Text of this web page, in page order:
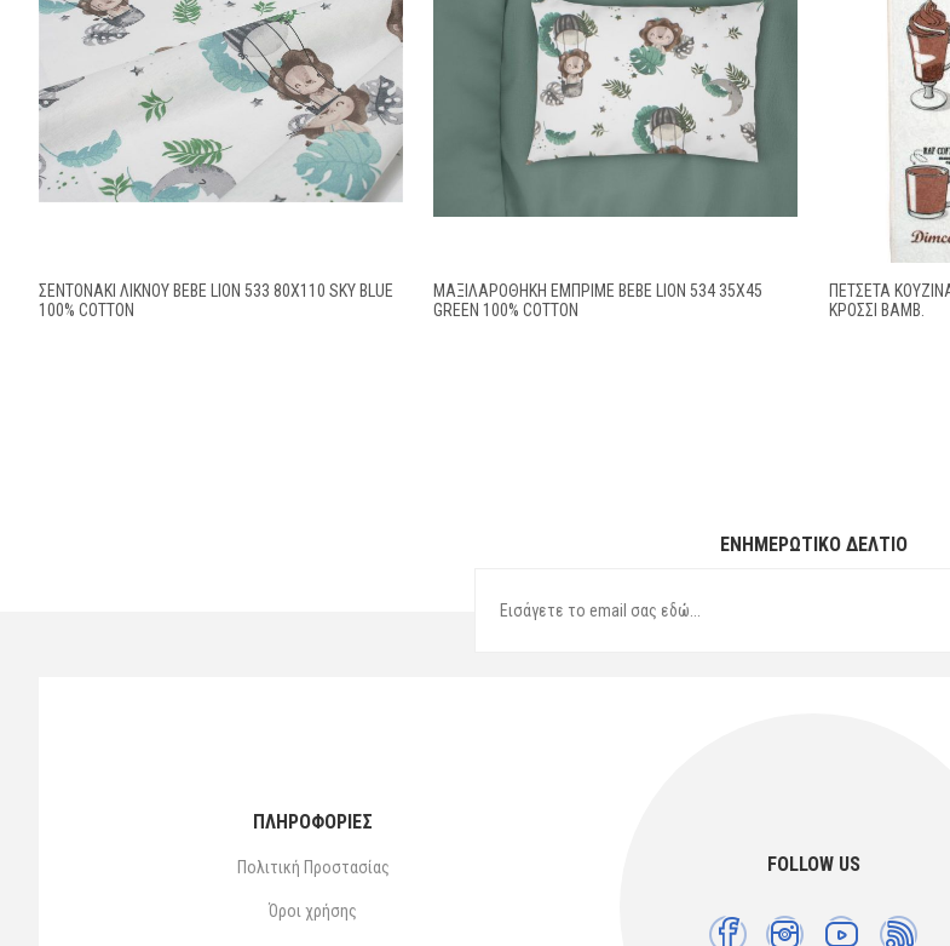
ΣΕΝΤΟΝΆΚΙ ΛΊΚΝΟΥ BEBE LION 533 80X110 SKY BLUE
100% COTTON
ΜΑΞΙΛΑΡΟΘΉΚΗ ΕΜΠΡΙΜΈ BEBE LION 534 35X45
GREEN 100% COTTON
ΠΕΤΣΕΤΑ
ΚΡΟΣΣΙ ΒΑΜΒ.
ΕΝΗΜΕΡΩΤΙΚΌ ΔΕΛΤΊΟ
FOLLOW US
ΠΛΗΡΟΦΟΡΙΕΣ
Πολιτική Προστασίας
Όροι χρήσης